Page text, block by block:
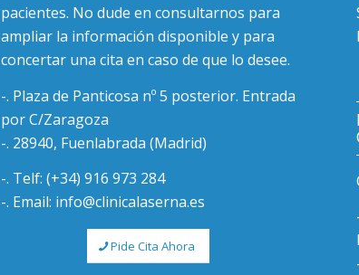
pacientes. No dude en consultarnos para
ampliar la información disponible y para
concertar una cita en caso de que lo desee.
-. Plaza de Panticosa nº 5 posterior. Entrada
por C/Zaragoza
-. 28940, Fuenlabrada (Madrid)
-. Telf: (+34) 916 973 284
-. Email: info@clinicalaserna.es
Pide Cita Ahora